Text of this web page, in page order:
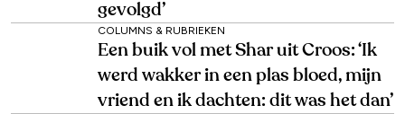
gevolgd’
COLUMNS & RUBRIEKEN
Een buik vol met Shar uit Croos: ‘Ik
werd wakker in een plas bloed, mijn
vriend en ik dachten: dit was het dan’